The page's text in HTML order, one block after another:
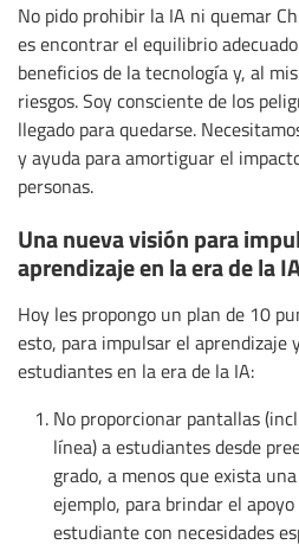
No pido prohibir la IA ni quemar
es encontrar el equilibrio
beneficios de la tecnología y, al
riesgos. Soy consciente de los
llegado para quedarse.
y ayuda para amortiguar el
personas.
Una nueva visión para
aprendizaje en la era de la
Hoy les propongo un plan de 10
esto, para impulsar el aprendizaje
estudiantes en la era de la IA:
No proporcionar pantallas
línea) a estudiantes desde
grado, a menos que exista
ejemplo, para brindar el
estudiante con necesidades